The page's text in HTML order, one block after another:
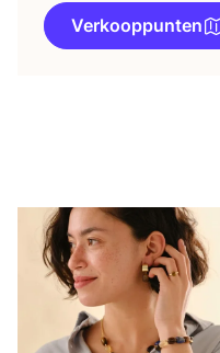
Verkooppunten